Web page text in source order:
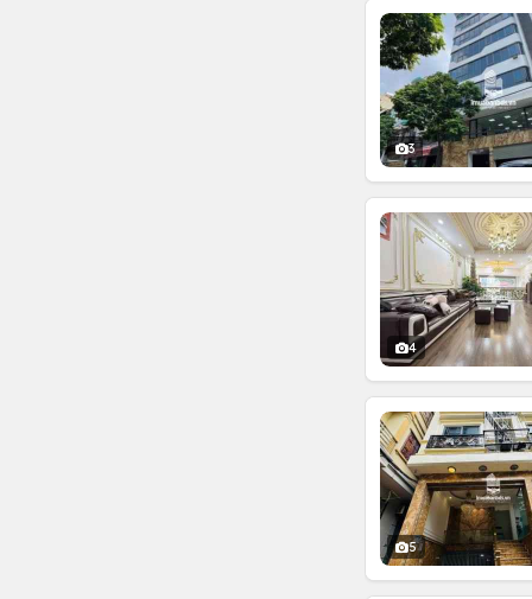
3
4
5